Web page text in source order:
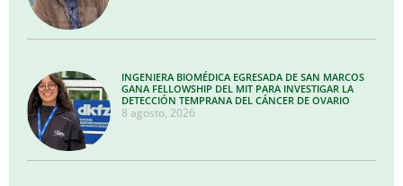
INGENIERA BIOMÉDICA EGRESADA DE SAN MARCOS
GANA FELLOWSHIP DEL MIT PARA INVESTIGAR LA
DETECCIÓN TEMPRANA DEL CÁNCER DE OVARIO
8 agosto, 2026